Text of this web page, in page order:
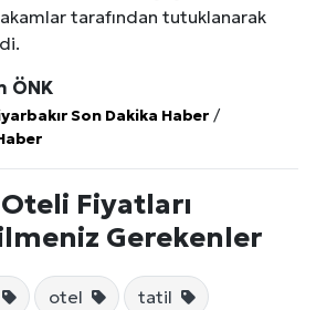
tarafından tutuklanarak
ÖNK
Son Dakika Haber /
Fiyatları
Gerekenler
otel tatil